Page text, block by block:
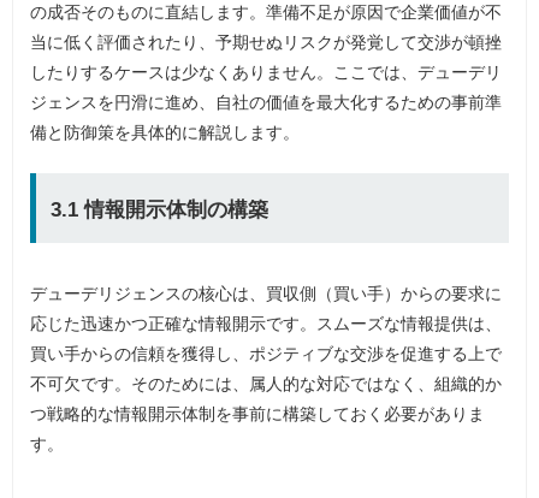
の成否そのものに直結します。準備不足が原因で企業価値が不
当に低く評価されたり、予期せぬリスクが発覚して交渉が頓挫
したりするケースは少なくありません。ここでは、デューデリ
ジェンスを円滑に進め、自社の価値を最大化するための事前準
備と防御策を具体的に解説します。
3.1 情報開示体制の構築
デューデリジェンスの核心は、買収側（買い手）からの要求に
応じた迅速かつ正確な情報開示です。スムーズな情報提供は、
買い手からの信頼を獲得し、ポジティブな交渉を促進する上で
不可欠です。そのためには、属人的な対応ではなく、組織的か
つ戦略的な情報開示体制を事前に構築しておく必要がありま
す。